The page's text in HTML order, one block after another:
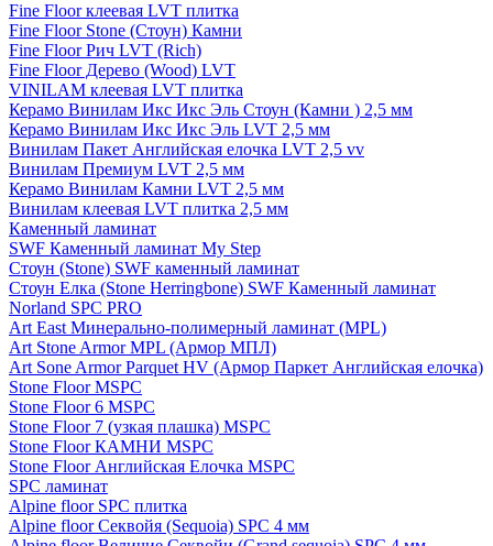
Fine Floor клеевая LVT плитка
Fine Floor Stone (Стоун) Камни
Fine Floor Рич LVT (Rich)
Fine Floor Дерево (Wood) LVT
VINILAM клеевая LVT плитка
Керамо Винилам Икс Икс Эль Стоун (Камни ) 2,5 мм
Керамо Винилам Икс Икс Эль LVT 2,5 мм
Винилам Пакет Английская елочка LVT 2,5 vv
Винилам Премиум LVT 2,5 мм
Керамо Винилам Камни LVT 2,5 мм
Винилам клеевая LVT плитка 2,5 мм
Каменный ламинат
SWF Каменный ламинат My Step
Стоун (Stone) SWF каменный ламинат
Стоун Елка (Stone Herringbone) SWF Каменный ламинат
Norland SPC PRO
Art East Минерально-полимерный ламинат (MPL)
Art Stone Armor MPL (Армор МПЛ)
Art Sone Armor Parquet HV (Армор Паркет Английская елочка)
Stone Floor MSPC
Stone Floor 6 MSPC
Stone Floor 7 (узкая плашка) MSPC
Stone Floor КАМНИ MSPC
Stone Floor Английская Елочка MSPC
SPC ламинат
Alpine floor SPC плитка
Alpine floor Секвойя (Sequoia) SPC 4 мм